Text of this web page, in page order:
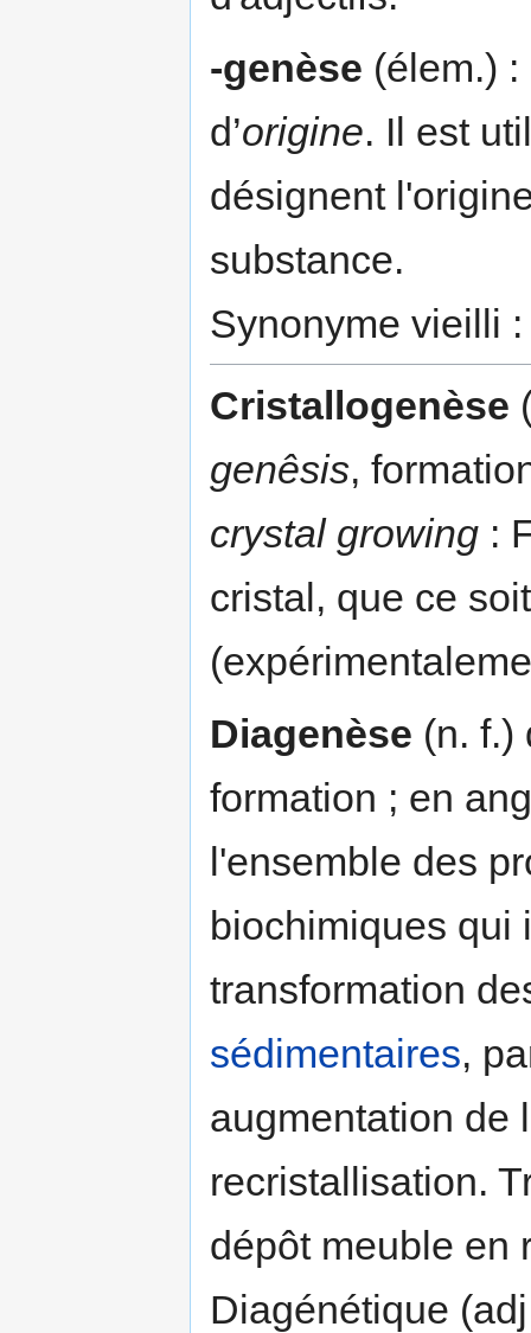
-genèse (élem.)
d’origine. Il est
désignent
substance.
Synonyme vieilli
Cristallogenèse
genêsis,
crystal growing :
cristal, que ce
Diagenèse (n.
formation ; en
l'ensemble des
biochimiques qui
transformation
sédimentaires,
augmentation de
recristallisation.
dépôt meuble en
Diagénétique